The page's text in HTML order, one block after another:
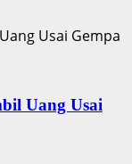
Uang Usai